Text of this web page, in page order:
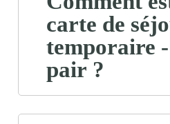
carte de
temporaire
pair ?